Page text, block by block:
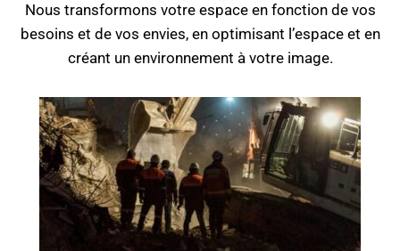
Nous transformons votre espace en fonction de vos
besoins et de vos envies, en optimisant l’espace et en
créant un environnement à votre image.